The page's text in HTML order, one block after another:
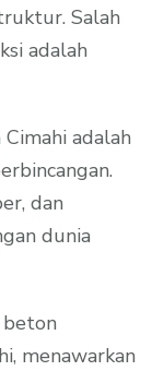
Salah
adalah
adalah
dan
dunia
beton
menawarkan